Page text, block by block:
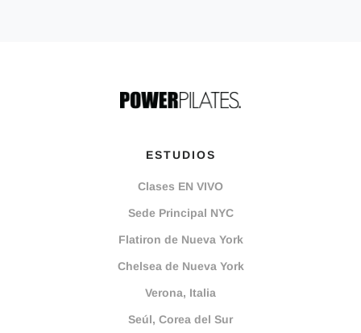
ESTUDIOS
Clases EN VIVO
Sede Principal NYC
Flatiron de Nueva York
Chelsea de Nueva York
Verona, Italia
Seúl, Corea del Sur